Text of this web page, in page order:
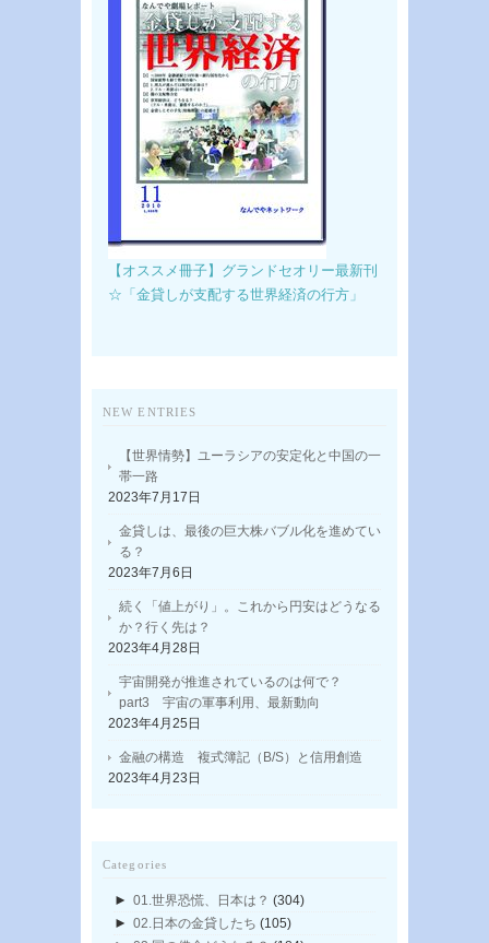
【オススメ冊子】グランドセオリー最新刊
☆「金貸しが支配する世界経済の行方」
NEW ENTRIES
【世界情勢】ユーラシアの安定化と中国の一
帯一路
2023年7月17日
金貸しは、最後の巨大株バブル化を進めてい
る？
2023年7月6日
続く「値上がり」。これから円安はどうなる
か？行く先は？
2023年4月28日
宇宙開発が推進されているのは何で？
part3 宇宙の軍事利用、最新動向
2023年4月25日
金融の構造 複式簿記（B/S）と信用創造
2023年4月23日
Categories
► 01.世界恐慌、日本は？ (304)
► 02.日本の金貸したち (105)